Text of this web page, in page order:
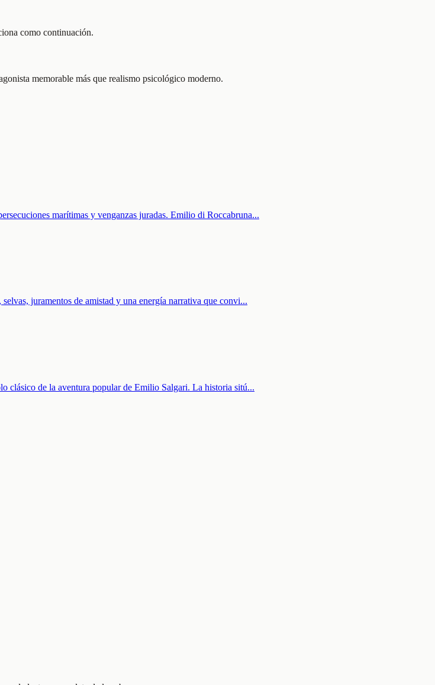
como continuación.
memorable más que realismo psicológico moderno.
marítimas y venganzas juradas. Emilio di Roccabruna...
juramentos de amistad y una energía narrativa que convi...
clásico de la aventura popular de Emilio Salgari. La historia sitú...